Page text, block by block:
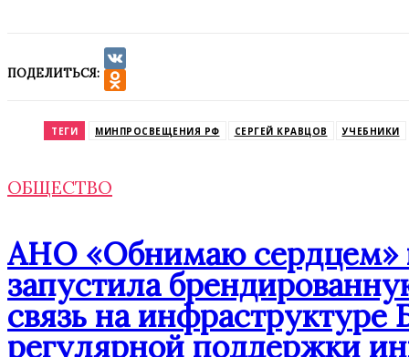
ПОДЕЛИТЬСЯ:
VK
ТЕГИ МИНПРОСВЕЩЕНИЯ РФ СЕРГЕЙ КРАВЦОВ УЧЕБНИКИ
ОБЩЕСТВО
АНО «Обнимаю сердцем»
запустила
связь на инфраструктуре
регулярной поддержки